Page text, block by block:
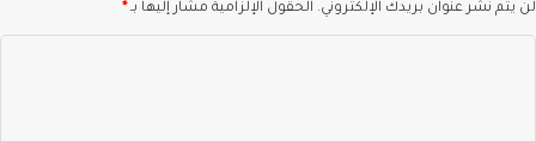
لن يتم نشر عنوان بريدك الإلكتروني. الحقول الإلزامية مشار إليها بـ *